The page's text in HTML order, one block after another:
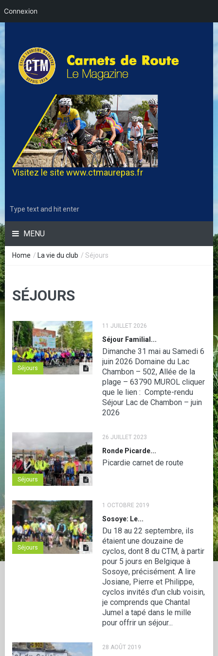
Visitez le site www.ctmaurepas.fr
MENU
Home / La vie du club / Séjours
SÉJOURS
Séjours
11 JUILLET 2026
Séjour Familial...
Dimanche 31 mai au Samedi 6
juin 2026 Domaine du Lac
Chambon – 502, Allée de la
plage – 63790 MUROL cliquer
que le lien : Compte-rendu
Séjour Lac de Chambon – juin
2026
Séjours
26 JUILLET 2023
Ronde Picarde...
Picardie carnet de route
Séjours
1 OCTOBRE 2019
Sosoye: Le...
Du 18 au 22 septembre, ils
étaient une douzaine de
cyclos, dont 8 du CTM, à partir
pour 5 jours en Belgique à
Sosoye, précisément. A lire
Josiane, Pierre et Philippe,
cyclos invités d’un club voisin,
je comprends que Chantal
Jumel a tapé dans le mille
pour offrir un séjour...
28 AOÛT 2019
Connexion